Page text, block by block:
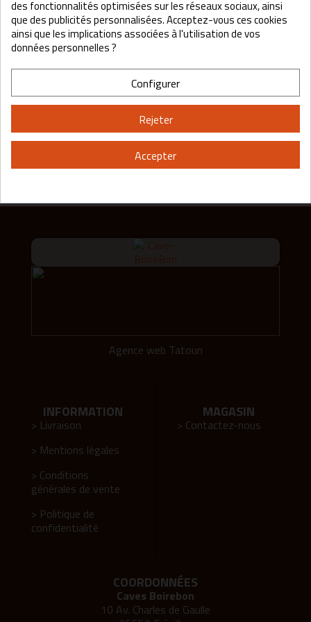
16 rue de la mairie
17770
Bercloux
Aucun produit disponible pour le moment
Restez à l'écoute ! D'autres produits seront affichés ici au fur
et à mesure qu'ils seront ajoutés.
search
Agence web Tatoun
INFORMATION
> Livraison
> Mentions légales
> Conditions
générales de vente
> Politique de
confidentialité
MAGASIN
> Contactez-nous
COORDONNÉES
Caves Boirebon
10 Av. Charles de Gaulle
des fonctionnalités optimisées sur les réseaux sociaux, ainsi
que des publicités personnalisées. Acceptez-vous ces cookies
ainsi que les implications associées à l'utilisation de vos
données personnelles ?
Configurer
Rejeter
Accepter